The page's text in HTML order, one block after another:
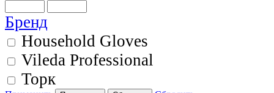
Бренд
Household Gloves
Vileda Professional
Торк